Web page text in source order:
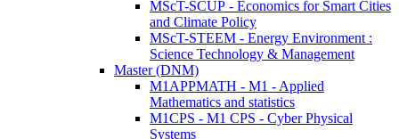
MScT-SCUP - Economics for Smart Cities
and Climate Policy
MScT-STEEM - Energy Environment :
Science Technology & Management
Master (DNM)
M1APPMATH - M1 - Applied
Mathematics and statistics
M1CPS - M1 CPS - Cyber Physical
Systems